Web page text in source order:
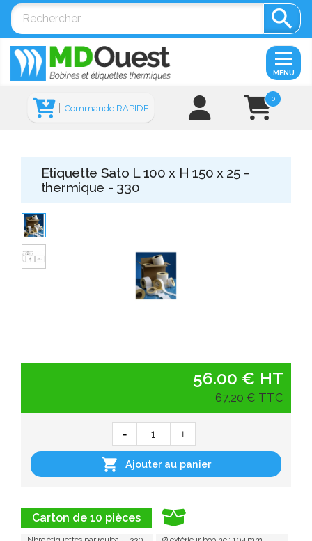

0
Commande RAPIDE
MENU
Etiquette Sato L 100 x H 150 x 25 -
thermique - 330
Carton de 10 pièces
56.00 € HT
67,20 € TTC
 Ajouter au panier